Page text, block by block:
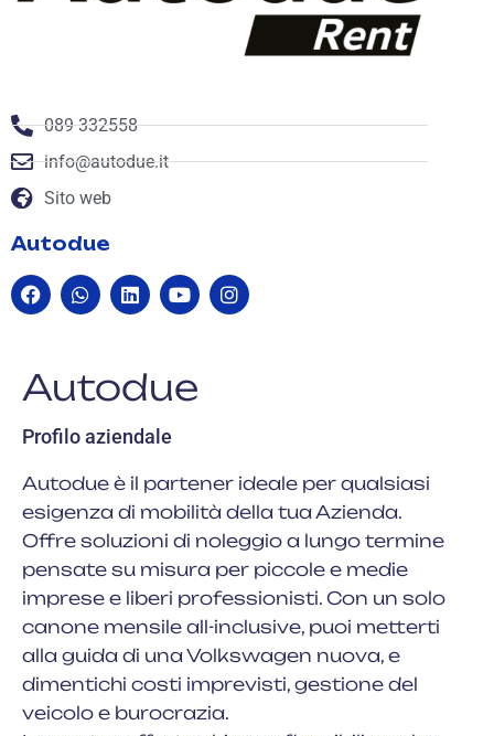
089 332558
info@autodue.it
Sito web
Autodue
Autodue
Profilo aziendale
Autodue è il partener ideale per qualsiasi
esigenza di mobilità della tua Azienda.
Offre soluzioni di noleggio a lungo termine
pensate su misura per piccole e medie
imprese e liberi professionisti. Con un solo
canone mensile all-inclusive, puoi metterti
alla guida di una Volkswagen nuova, e
dimentichi costi imprevisti, gestione del
veicolo e burocrazia.